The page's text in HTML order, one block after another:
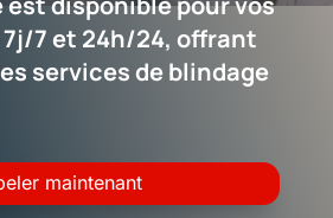
7 et 24h/24, offrant
services de blindage
maintenant